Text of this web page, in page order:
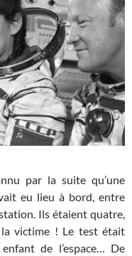
par la suite qu’une
eu lieu à bord, entre
Ils étaient quatre,
victime ! Le test était
de l’espace… De